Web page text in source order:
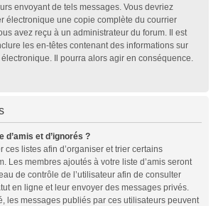
envoyant de tels messages. Vous devriez
électronique une copie complète du courrier
avez reçu à un administrateur du forum. Il est
les en-têtes contenant des informations sur
électronique. Il pourra alors agir en conséquence.
d’amis et d’ignorés ?
ces listes afin d’organiser et trier certains
Les membres ajoutés à votre liste d’amis seront
de contrôle de l’utilisateur afin de consulter
en ligne et leur envoyer des messages privés.
les messages publiés par ces utilisateurs peuvent